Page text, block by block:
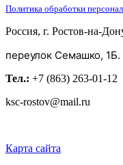
Политика обработки
Россия, г. Ростов-на-
переулок Семашко, 1Б.
Тел.: +7 (863) 263-01-12
ksc-rostov@mail.ru
Карта сайта